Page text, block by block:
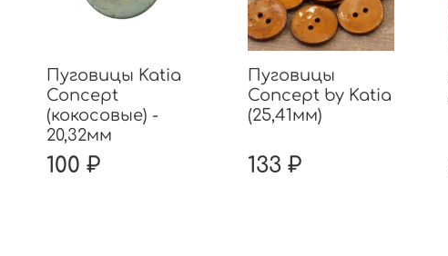
Пуговицы Katia
Concept
(кокосовые) -
20,32мм
100 ₽
Пуговицы
Concept by Katia
(25,41мм)
133 ₽